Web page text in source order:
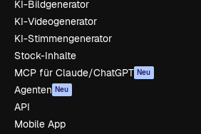
KI-Bildgenerator
KI-Videogenerator
KI-Stimmengenerator
Stock-Inhalte
MCP für Claude/ChatGPT Neu
Agenten Neu
API
Mobile App